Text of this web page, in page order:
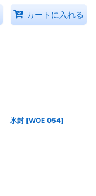
カートに入れる
氷封 [WOE 054]